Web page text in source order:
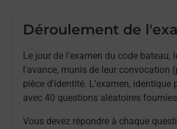
Déroulement de
Le jour de l'examen du code
l'avance, munis de leur convocation
pièce d'identité. L'examen, identique
avec 40 questions aléatoires
Vous devez répondre à chaque